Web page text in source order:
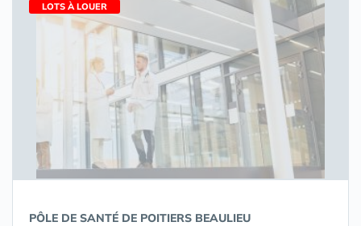
LOTS À LOUER
PÔLE DE SANTÉ DE POITIERS BEAULIEU